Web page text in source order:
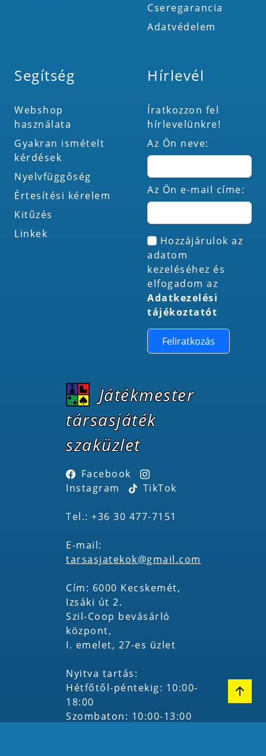
Cseregarancia
Adatvédelem
Segítség
Webshop
használata
Gyakran ismételt
kérdések
Nyelvfüggőség
Értesítési kérelem
Kitűzés
Linkek
Hírlevél
Íratkozzon fel
hírlevelünkre!
Az Ön neve:
Az Ön e-mail címe:
Hozzájárulok az
adatom
kezeléséhez és
elfogadom az
Adatkezelési
tájékoztatót
Feliratkozás
Játékmester
társasjáték
szaküzlet
Facebook
Instagram
TikTok
Tel.: +36 30 477-7151
E-mail:
tarsasjatekok@gmail.com
Cím: 6000 Kecskemét,
Izsáki út 2.
Szil-Coop bevásárló
központ,
I. emelet, 27-es üzlet
Nyitva tartás:
Hétfőtől-péntekig: 10:00-
18:00
Szombaton: 10:00-13:00